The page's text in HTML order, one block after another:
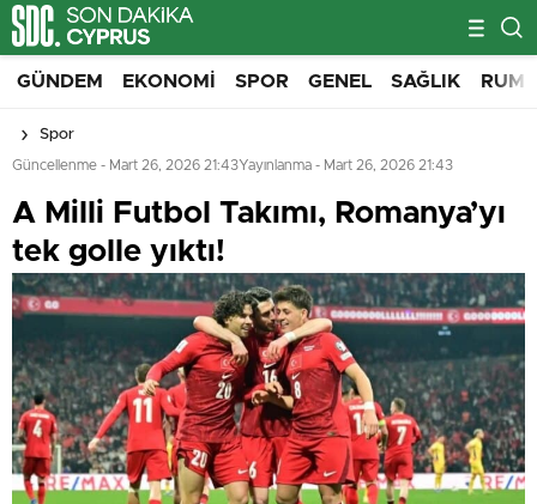
GÜNDEM EKONOMI SPOR GENEL SAĞLIK RUM
Spor
Güncellenme - Mart 26, 2026 21:43Yayınlanma - Mart 26, 2026 21:43
A Milli Futbol Takımı, Romanya’yı
tek golle yıktı!